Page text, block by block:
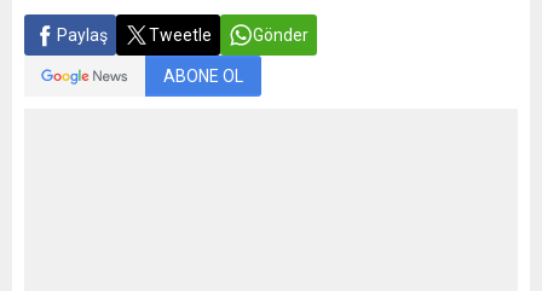
Paylaş Tweetle Gönder
ABONE OL